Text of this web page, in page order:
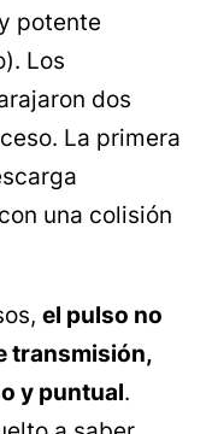
potente
Los
dos
La primera
una colisión
el pulso no
transmisión,
y puntual.